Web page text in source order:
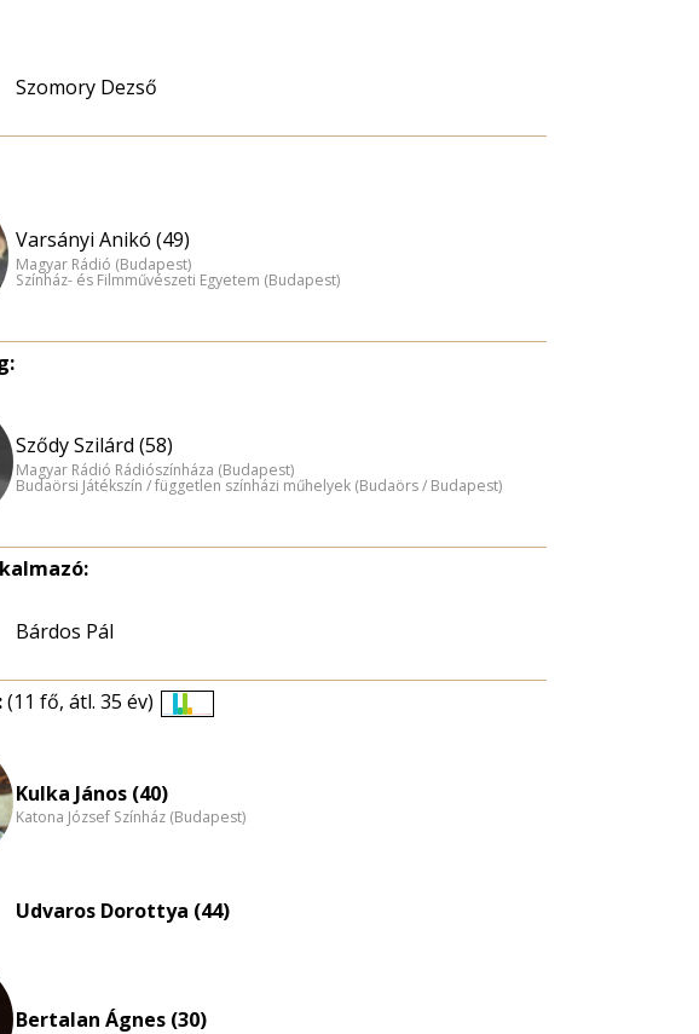
Szomory Dezső
Varsányi Anikó (49)
Magyar Rádió (Budapest)
Színház- és Filmművészeti Egyetem (Budapest)
Sződy Szilárd (58)
Magyar Rádió Rádiószínháza (Budapest)
Budaörsi Játékszín / független színházi műhelyek (Budaörs / Budapest)
Bárdos Pál
(11 fő, átl. 35 év)
Kulka János (40)
Katona József Színház (Budapest)
Udvaros Dorottya (44)
Bertalan Ágnes (30)